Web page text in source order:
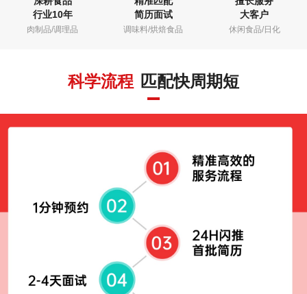
行业10年
肉制品/调理品
简历面试
调味料/烘焙食品
大客户
休闲食品/日化
科学流程 匹配快周期短